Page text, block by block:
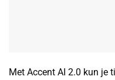
Met Accent AI 2.0 kun je